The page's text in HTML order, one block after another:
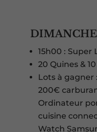
DIMANCHE
15h00 : Super
20 Quines &
Lots à gagner
200€
Ordinateur
cuisine
Watch